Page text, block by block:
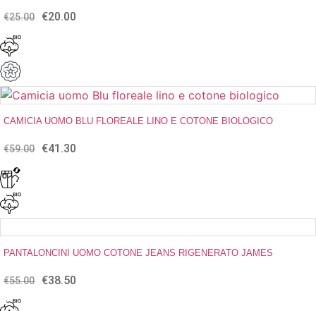
€25.00
Il
€20.00
CAMICIA UOMO BLU FLOREALE LINO E COTONE BIOLOGICO
€59.00
Il
€41.30
PANTALONCINI UOMO COTONE JEANS RIGENERATO JAMES
€55.00
Il
€38.50